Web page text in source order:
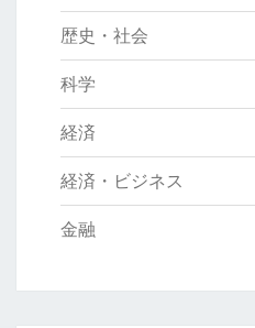
歴史・社会
科学
経済
経済・ビジネス
金融